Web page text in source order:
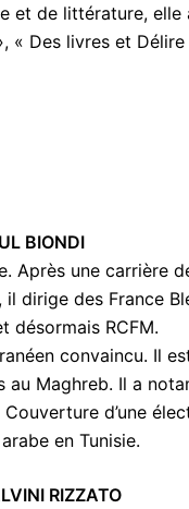
et de littérature, elle
« Des livres et
BIONDI
Après une carrière
dirige des France
désormais RCFM.
convaincu. Il
au Maghreb. Il a
d’une
en Tunisie.
RIZZATO